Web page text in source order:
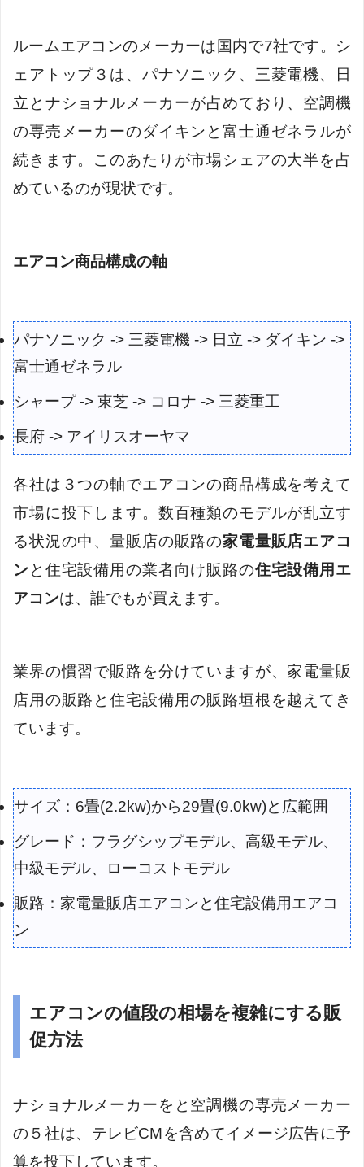
ルームエアコンのメーカーは国内で7社です。シ
ェアトップ３は、パナソニック、三菱電機、日
立とナショナルメーカーが占めており、空調機
の専売メーカーのダイキンと富士通ゼネラルが
続きます。このあたりが市場シェアの大半を占
めているのが現状です。
エアコン商品構成の軸
パナソニック -> 三菱電機 -> 日立 -> ダイキン ->
富士通ゼネラル
シャープ -> 東芝 -> コロナ -> 三菱重工
長府 -> アイリスオーヤマ
各社は３つの軸でエアコンの商品構成を考えて
市場に投下します。数百種類のモデルが乱立す
る状況の中、量販店の販路の家電量販店エアコ
ン と住宅設備用の業者向け販路の住宅設備用エ
アコンは、誰でもが買えます。
業界の慣習で販路を分けていますが、家電量販
店用の販路と住宅設備用の販路垣根を越えてき
ています。
サイズ：6畳(2.2kw)から29畳(9.0kw)と広範囲
グレード：フラグシップモデル、高級モデル、
中級モデル、ローコストモデル
販路：家電量販店エアコンと住宅設備用エアコ
ン
エアコンの値段の相場を複雑にする販
促方法
ナショナルメーカーをと空調機の専売メーカー
の５社は、テレビCMを含めてイメージ広告に予
算を投下しています。